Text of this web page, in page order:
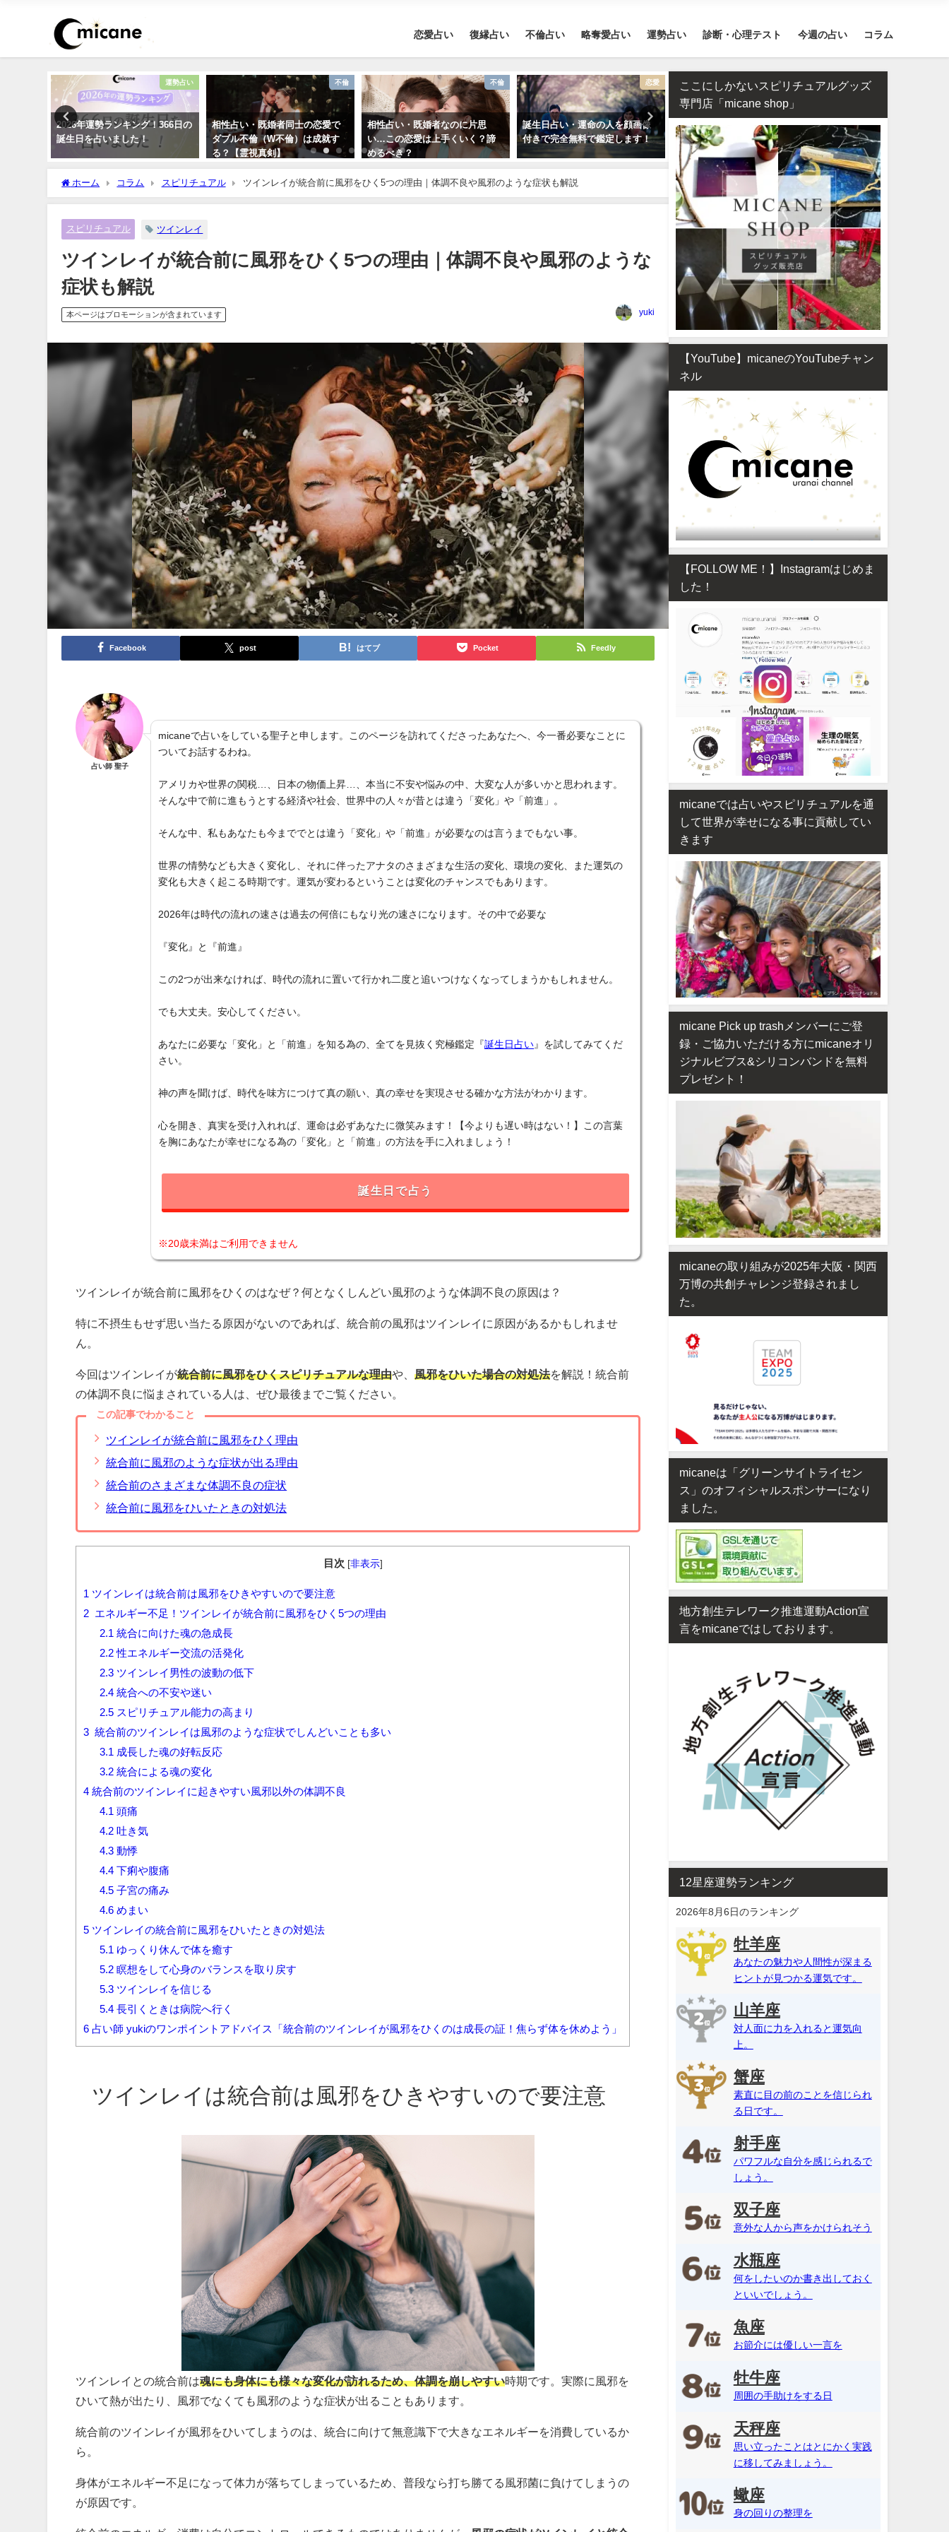
恋愛占い 復縁占い 不倫占い 略奪愛占い 運勢占い 診断・心理テスト 今週の占い コラム
運勢占い
2026年運勢ランキング！366日の
誕生日を占いました！
不倫
相性占い・既婚者同士の恋愛で
ダブル不倫（W不倫）は成就す
る？【霊視真剣】
不倫
相性占い・既婚者なのに片思
い…この恋愛は上手くいく？諦
めるべき？
恋愛
誕生日占い・運命の人を顔画像
付きで完全無料で鑑定します！
タロット占い・彼氏からの連絡
が来ない理由は？待つほうがい
い？
タロット占い・元彼の今の
対する気持ちは？どう思っ
る？
ホーム コラム スピリチュアル ツインレイが統合前に風邪をひく5つの理由｜体調不良や風邪のような症状も解説
スピリチュアル ツインレイ
ツインレイが統合前に風邪をひく5つの理由｜体調不良や風邪のような
症状も解説
本ページはプロモーションが含まれています yuki
Facebook post はてブ Pocket Feedly
占い師 聖子
micaneで占いをしている聖子と申します。このページを訪れてくださったあなたへ、今一番必要なことに
ついてお話するわね。
アメリカや世界の関税…、日本の物価上昇…、本当に不安や悩みの中、大変な人が多いかと思われます。
そんな中で前に進もうとする経済や社会、世界中の人々が昔とは違う「変化」や「前進」。
そんな中、私もあなたも今まででとは違う「変化」や「前進」が必要なのは言うまでもない事。
世界の情勢なども大きく変化し、それに伴ったアナタのさまざまな生活の変化、環境の変化、また運気の
変化も大きく起こる時期です。運気が変わるということは変化のチャンスでもあります。
2026年は時代の流れの速さは過去の何倍にもなり光の速さになります。その中で必要な
『変化』と『前進』
この2つが出来なければ、時代の流れに置いて行かれ二度と追いつけなくなってしまうかもしれません。
でも大丈夫。安心してください。
あなたに必要な「変化」と「前進」を知る為の、全てを見抜く究極鑑定『誕生日占い 』を試してみてくだ
さい。
神の声を聞けば、時代を味方につけて真の願い、真の幸せを実現させる確かな方法がわかります。
心を開き、真実を受け入れれば、運命は必ずあなたに微笑みます！【今よりも遅い時はない！】この言葉
を胸にあなたが幸せになる為の「変化」と「前進」の方法を手に入れましょう！
誕生日で占う
※20歳未満はご利用できません
ツインレイが統合前に風邪をひくのはなぜ？何となくしんどい風邪のような体調不良の原因は？
特に不摂生もせず思い当たる原因がないのであれば、統合前の風邪はツインレイに原因があるかもしれませ
ん。
今回はツインレイが統合前に風邪をひくスピリチュアルな理由や、風邪をひいた場合の対処法を解説！統合前
の体調不良に悩まされている人は、ぜひ最後までご覧ください。
この記事でわかること
ツインレイが統合前に風邪をひく理由
統合前に風邪のような症状が出る理由
統合前のさまざまな体調不良の症状
統合前に風邪をひいたときの対処法
目次 [非表示]
1 ツインレイは統合前は風邪をひきやすいので要注意
2 エネルギー不足！ツインレイが統合前に風邪をひく5つの理由
2.1 統合に向けた魂の急成長
2.2 性エネルギー交流の活発化
2.3 ツインレイ男性の波動の低下
2.4 統合への不安や迷い
2.5 スピリチュアル能力の高まり
3 統合前のツインレイは風邪のような症状でしんどいことも多い
3.1 成長した魂の好転反応
3.2 統合による魂の変化
4 統合前のツインレイに起きやすい風邪以外の体調不良
4.1 頭痛
4.2 吐き気
4.3 動悸
4.4 下痢や腹痛
4.5 子宮の痛み
4.6 めまい
5 ツインレイの統合前に風邪をひいたときの対処法
5.1 ゆっくり休んで体を癒す
5.2 瞑想をして心身のバランスを取り戻す
5.3 ツインレイを信じる
5.4 長引くときは病院へ行く
6 占い師 yukiのワンポイントアドバイス「統合前のツインレイが風邪をひくのは成長の証！焦らず体を休めよう」
ツインレイは統合前は風邪をひきやすいので要注意
ツインレイとの統合前は魂にも身体にも様々な変化が訪れるため、体調を崩しやすい時期です。実際に風邪を
ひいて熱が出たり、風邪でなくても風邪のような症状が出ることもあります。
統合前のツインレイが風邪をひいてしまうのは、統合に向けて無意識下で大きなエネルギーを消費しているか
ら。
身体がエネルギー不足になって体力が落ちてしまっているため、普段なら打ち勝てる風邪菌に負けてしまうの
が原因です。
ここにしかないスピリチュアルグッズ
専門店「micane shop」
【YouTube】micaneのYouTubeチャン
ネル
【FOLLOW ME！】Instagramはじめま
した！
micaneでは占いやスピリチュアルを通
して世界が幸せになる事に貢献してい
きます
micane Pick up trashメンバーにご登
録・ご協力いただける方にmicaneオリ
ジナルビブス&シリコンバンドを無料
プレゼント！
micaneの取り組みが2025年大阪・関西
万博の共創チャレンジ登録されまし
た。
micaneは「グリーンサイトライセン
ス」のオフィシャルスポンサーになり
ました。
地方創生テレワーク推進運動Action宣
言をmicaneではしております。
12星座運勢ランキング
2026年8月6日のランキング
牡羊座
あなたの魅力や人間性が深まる
ヒントが見つかる運気です。
山羊座
対人面に力を入れると運気向
上。
蟹座
素直に目の前のことを信じられ
る日です。
射手座
パワフルな自分を感じられるで
しょう。
双子座
意外な人から声をかけられそう
水瓶座
何をしたいのか書き出しておく
といいでしょう。
魚座
お節介には優しい一言を
牡牛座
周囲の手助けをする日
天秤座
思い立ったことはとにかく実践
に移してみましょう。
蠍座
身の回りの整理を